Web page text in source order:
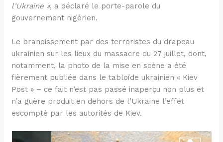
l’Ukraine », a déclaré le porte-parole du
gouvernement nigérien.
Le brandissement par des terroristes du drapeau
ukrainien sur les lieux du massacre du 27 juillet, dont,
notamment, la photo de la mise en scène a été
fièrement publiée dans le tabloïde ukrainien « Kiev
Post » – ce fait n’est pas passé inaperçu non plus et
n’a guère produit en dehors de l’Ukraine l’effet
escompté par les autorités de Kiev.